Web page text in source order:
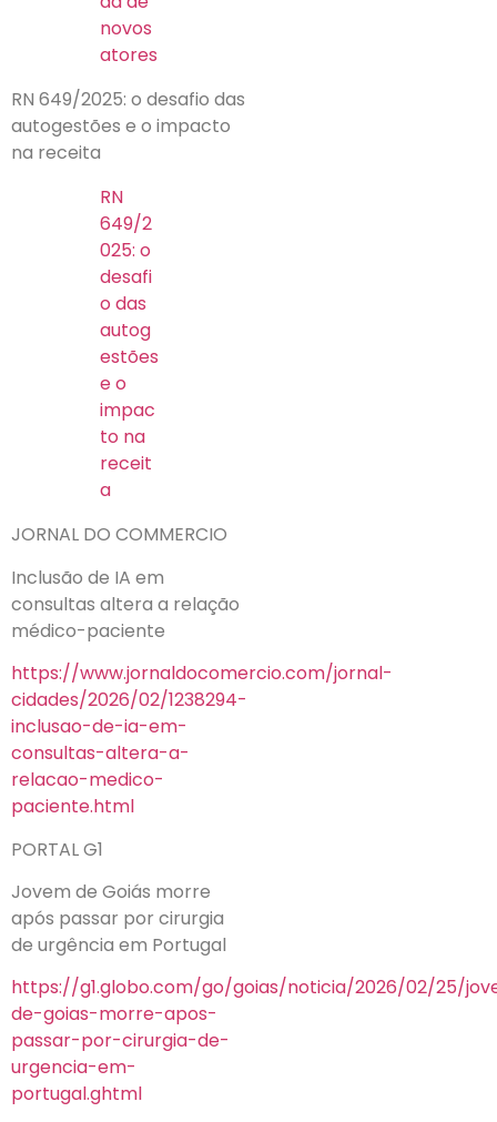
novos
atores
RN 649/2025: o desafio das
autogestões e o impacto
na receita
RN
649/2
025: o
desafi
o das
autog
estões
e o
impac
to na
receit
a
JORNAL DO COMMERCIO
Inclusão de IA em
consultas altera a relação
médico-paciente
https://www.jornaldocomercio.com/jornal-
cidades/2026/02/1238294-
inclusao-de-ia-em-
consultas-altera-a-
relacao-medico-
paciente.html
PORTAL G1
Jovem de Goiás morre
após passar por cirurgia
de urgência em Portugal
https://g1.globo.com/go/goias/noticia/2026/02/25/
de-goias-morre-apos-
passar-por-cirurgia-de-
urgencia-em-
portugal.ghtml